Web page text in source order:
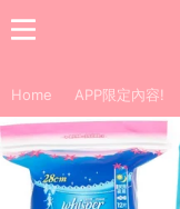
Home APP限定內容!